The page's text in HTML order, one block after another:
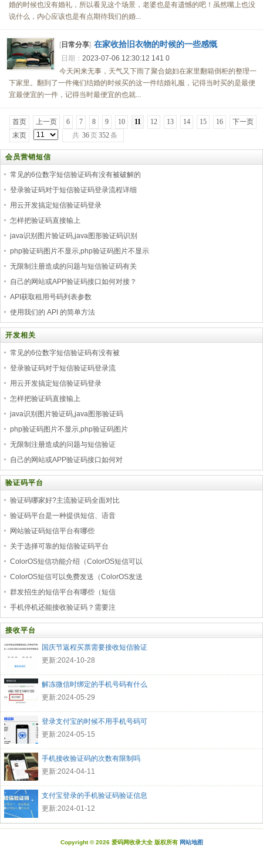
婚的时候也没有婚礼，所以看见这个场景，老婆也是有遗憾的吧！虽然嘴上也没
说什么，内心应该也是有点期待我们的婚...
[ 日常分享] 在家收拾旧衣物的时候的一些感慨
日期： 2023-07-06 12:30:12 141 0
今天闲来无事，天气又下雨了聚合媳妇在家里翻箱倒柜的整理一
下家里。翻到了一件俺们结婚的时候买的这一件结婚礼服，记得当时买的是最便
宜最便宜的一件，记得当时最便宜的也就...
首页 上一页 6 7 8 9 10 11 12 13 14 15 16
下一页
末页
共 36页352条
会员营销短信
常见的6位数字短信验证码有没有被破解的
登录验证码对于短信验证码登录流程详细
用云开发搞定短信验证码登录
怎样把验证码直接输上
java识别图片验证码,java图形验证码识别
php验证码图片不显示,php验证码图片不显示
无限制注册造成的问题与短信验证码有关
自己的网站或APP验证码接口如何对接？
API获取租用号码列表参数
使用我们的 API 的简单方法
开发相关
常见的6位数字短信验证码有没有被
登录验证码对于短信验证码登录流
用云开发搞定短信验证码登录
怎样把验证码直接输上
java识别图片验证码,java图形验证码
php验证码图片不显示,php验证码图片
无限制注册造成的问题与短信验证
自己的网站或APP验证码接口如何对
验证码平台
验证码哪家好?主流验证码全面对比
验证码平台是一种提供短信、语音
网站验证码短信平台有哪些
关于选择可靠的短信验证码平台
ColorOS短信功能介绍（ColorOS短信可以
ColorOS短信可以免费发送（ColorOS发送
群发招生的短信平台有哪些（短信
手机停机还能接收验证码？需要注
接收平台
国庆节返程买票需要接收短信验证
更新:2024-10-28
解冻微信时绑定的手机号码有什么
更新:2024-05-29
登录支付宝的时候不用手机号码可
更新:2024-05-15
手机接收验证码的次数有限制吗
更新:2024-04-11
支付宝登录的手机验证码验证信息
更新:2024-01-12
Copyright © 2026 爱码网收录大全 版权所有 网站地图